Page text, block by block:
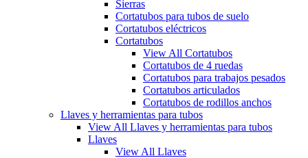
Sierras
Cortatubos para tubos de suelo
Cortatubos eléctricos
Cortatubos
View All Cortatubos
Cortatubos de 4 ruedas
Cortatubos para trabajos pesados
Cortatubos articulados
Cortatubos de rodillos anchos
Llaves y herramientas para tubos
View All Llaves y herramientas para tubos
Llaves
View All Llaves